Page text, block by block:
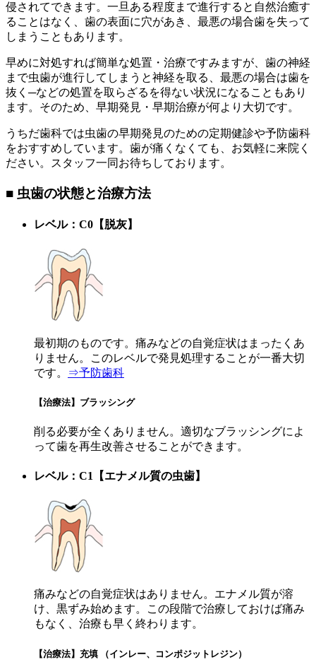
侵されてできます。一旦ある程度まで進行すると自然治癒す
ることはなく、歯の表面に穴があき、最悪の場合歯を失って
しまうこともあります。
早めに対処すれば簡単な処置・治療ですみますが、歯の神経
まで虫歯が進行してしまうと神経を取る、最悪の場合は歯を
抜く─などの処置を取らざるを得ない状況になることもあり
ます。そのため、早期発見・早期治療が何より大切です。
うちだ歯科では虫歯の早期発見のための定期健診や予防歯科
をおすすめしています。歯が痛くなくても、お気軽に来院く
ださい。スタッフ一同お待ちしております。
■ 虫歯の状態と治療方法
レベル：C0【脱灰】
最初期のものです。痛みなどの自覚症状はまったくあ
りません。このレベルで発見処理することが一番大切
です。
⇒予防歯科
【治療法】ブラッシング
削る必要が全くありません。適切なブラッシングによ
って歯を再生改善させることができます。
レベル：C1【エナメル質の虫歯】
痛みなどの自覚症状はありません。エナメル質が溶
け、黒ずみ始めます。この段階で治療しておけば痛み
もなく、治療も早く終わります。
【治療法】充填 （インレー、コンポジットレジン）